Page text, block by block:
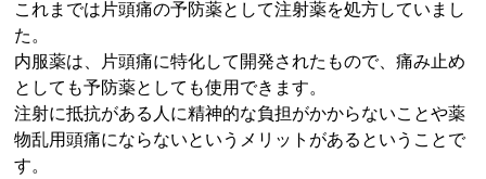
これまでは片頭痛の予防薬として注射薬を処方していまし
た。
内服薬は、片頭痛に特化して開発されたもので、痛み止め
としても予防薬としても使用できます。
注射に抵抗がある人に精神的な負担がかからないことや薬
物乱用頭痛にならないというメリットがあるということで
す。